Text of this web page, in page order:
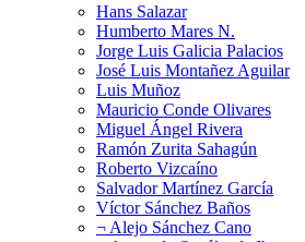
Hans Salazar
Humberto Mares N.
Jorge Luis Galicia Palacios
José Luis Montañez Aguilar
Luis Muñoz
Mauricio Conde Olivares
Miguel Ángel Rivera
Ramón Zurita Sahagún
Roberto Vizcaíno
Salvador Martínez García
Víctor Sánchez Baños
¬ Alejo Sánchez Cano